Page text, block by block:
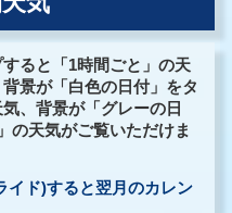
ると「1時間ごと」の天
景が「白色の日付」をタ
、背景が「グレーの日
の天気がご覧いただけま
イド)すると翌月のカレン